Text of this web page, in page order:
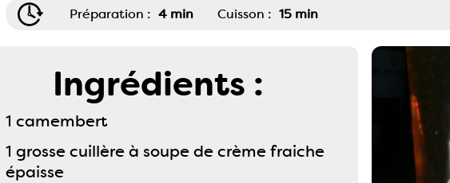
Préparation : 4 min Cuisson : 15 min
Ingrédients :
1 camembert
1 grosse cuillère à soupe de crème fraiche
épaisse